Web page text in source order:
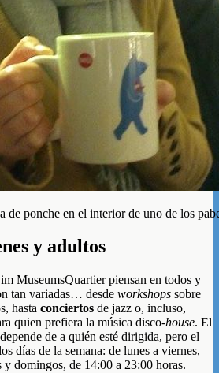
de ponche en el interior de uno de los
y adultos
MuseumsQuartier piensan en todos y
tan variadas… desde workshops sobre
hasta conciertos de jazz o, incluso,
quien prefiera la música disco-house. El
de a quién esté dirigida, pero el
días de la semana: de lunes a viernes,
y domingos, de 14:00 a 23:00 horas.